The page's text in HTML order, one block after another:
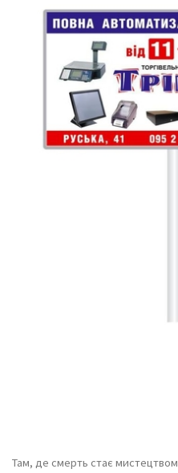
Там, де смерть стає мистецтвом